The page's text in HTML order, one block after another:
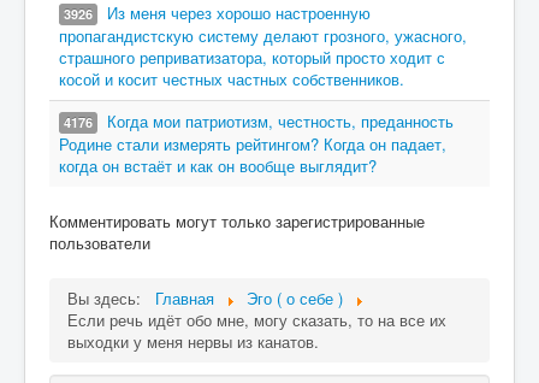
3926
Из меня через хорошо настроенную
пропагандистскую систему делают грозного, ужасного,
страшного реприватизатора, который просто ходит с
косой и косит честных частных собственников.
4176
Когда мои патриотизм, честность, преданность
Родине стали измерять рейтингом? Когда он падает,
когда он встаёт и как он вообще выглядит?
Комментировать могут только зарегистрированные
пользователи
Вы здесь: Главная
Эго ( о себе )
Если речь идёт обо мне, могу сказать, то на все их
выходки у меня нервы из канатов.